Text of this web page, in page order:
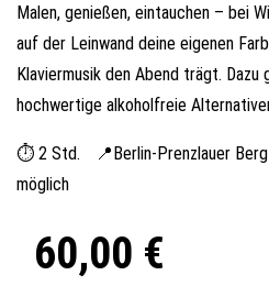
Malen, genießen, eintauchen – bei
auf der Leinwand deine eigenen
Klaviermusik den Abend trägt. Dazu
hochwertige alkoholfreie
⏱ 2 Std. 📍Berlin-Prenzlauer Berg
möglich
60,00 €